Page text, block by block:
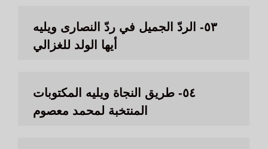
٥٣- الردّ الجميل في ردّ النصارى ويليه
أيها الولد للغزالي
٥٤- طريق النجاة ويليه المكتوبات
المنتخبة لمحمد معصوم